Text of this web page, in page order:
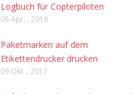
Logbuch für Copterpiloten
08 Apr. , 2016
Paketmarken auf dem
Etikettendrucker drucken
09 Okt. , 2017